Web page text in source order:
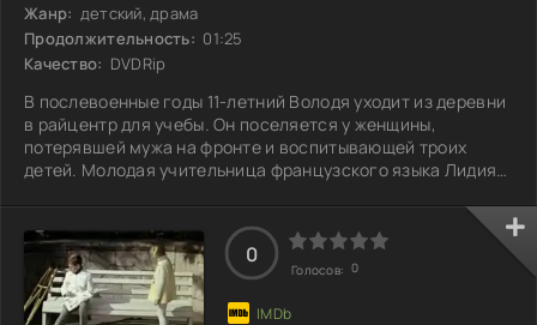
Жанр: детский, драма
Продолжительность: 01:25
Качество: DVDRip
В послевоенные годы 11-летний Володя уходит из деревни
в райцентр для учебы. Он поселяется у женщины,
потерявшей мужа на фронте и воспитывающей троих
детей. Молодая учительница французского языка Лидия
накормить его под предлогом дополнительных занятий,
но Володя отказывается от еды. Тогда она придумывает
хитрый план — предлагает играть в «пристенок» на
деньги и, конечно, поддерживает мальчика в игре. Всё
больше времени, проведенного вместе, вызывает
0
Голосов: 0